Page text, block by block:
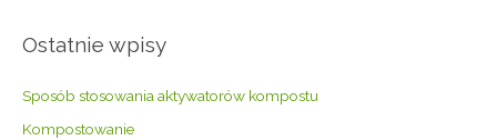
Ostatnie wpisy
Sposób stosowania aktywatorów kompostu
Kompostowanie